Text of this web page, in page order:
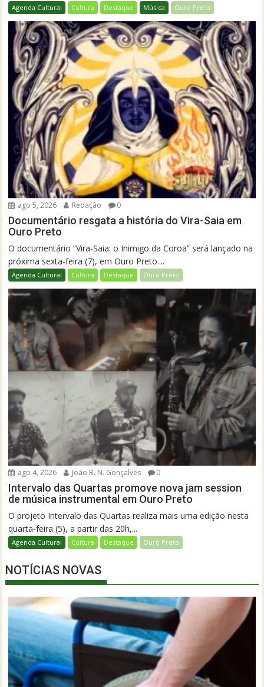
Agenda Cultural Cultura Destaque Música Ouro Preto
ago 5, 2026 Redação 0
Documentário resgata a história do Vira-Saia em
Ouro Preto
O documentário “Vira-Saia: o Inimigo da Coroa” será lançado na
próxima sexta-feira (7), em Ouro Preto....
Agenda Cultural Cultura Destaque Ouro Preto
ago 4, 2026 João B. N. Gonçalves 0
Intervalo das Quartas promove nova jam session
de música instrumental em Ouro Preto
O projeto Intervalo das Quartas realiza mais uma edição nesta
quarta-feira (5), a partir das 20h,...
Agenda Cultural Cultura Destaque Ouro Preto
NOTÍCIAS NOVAS